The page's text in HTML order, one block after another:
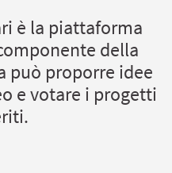
è la piattaforma
della
può proporre idee
e votare i progetti